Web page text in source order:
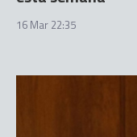
16 Mar 22:35